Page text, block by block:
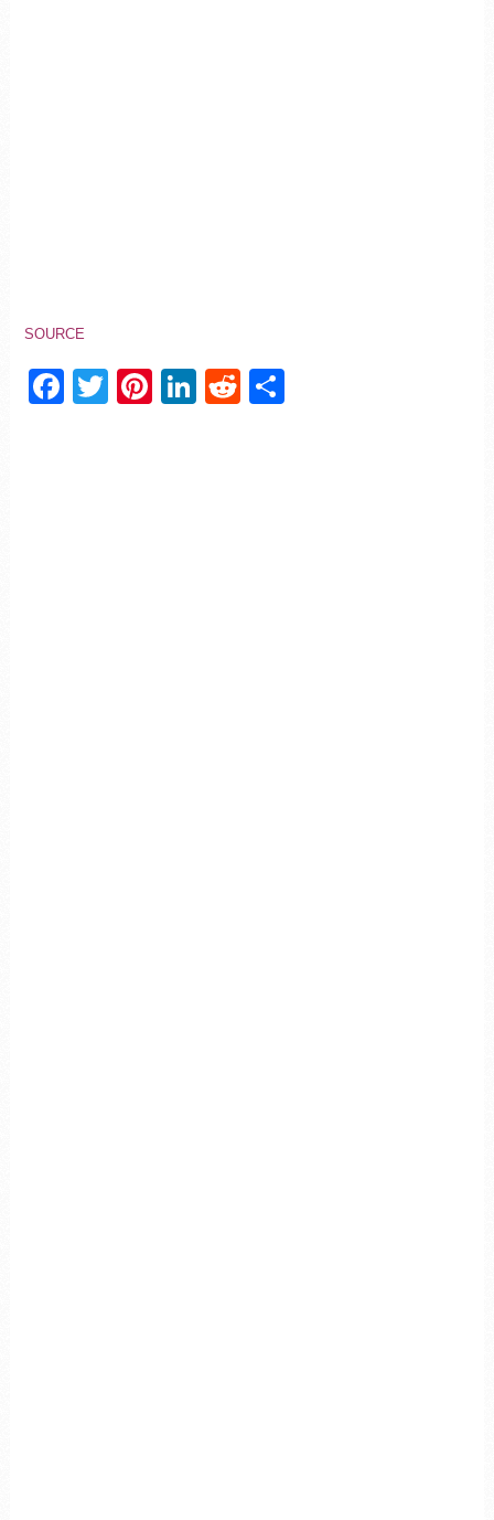
SOURCE
Facebook
TwitterPinterest
LinkedIn
Reddit